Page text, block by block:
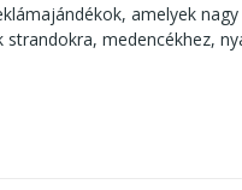
amelyek
medencékhez,